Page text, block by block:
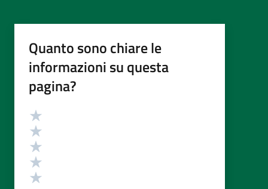
Quanto sono chiare le
informazioni su questa
pagina?
Valutazione